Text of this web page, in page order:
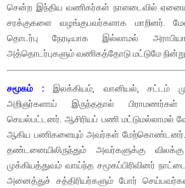
சென்ற இந்திய வணிகர்கள் நாளடைவில் ஏனைய
சரக்குகளை வழங்குபவர்களாக மாறினர்.
தொடர்பு நேரடியாக இல்லாமல்
அத்தொடர்புகளும் வணிகத்தோடு மட்டுமே
சமூகம் :இலக்கியம், வானியல், சட்டம்
அறிஞர்களாய் இருந்ததால்
செயல்பட்டனர். ஆசிரியப் பணி மட்டுமல்லாமல்
ஆகிய பணிகளையும் அவர்கள் மேற்கொண்டனர்.
தண்டனையிலிருந்தும் அவர்களுக்கு
முக்கியத்துவம் வாய்ந்த சமூகப்பிரிவினர்
அனைத்துச் சத்திரியர்களும் போர்